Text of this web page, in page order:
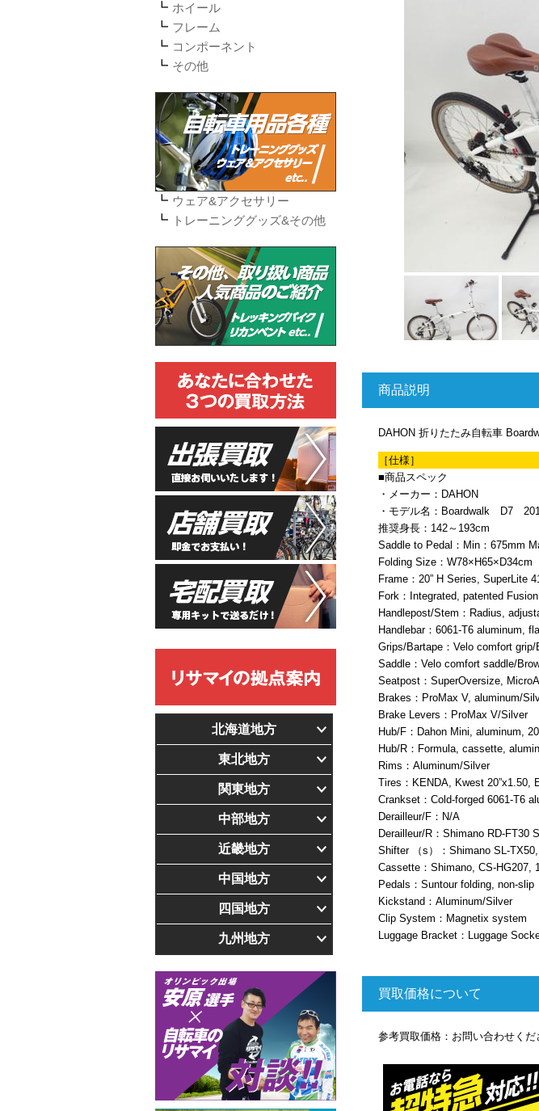
商品説明
DAHON 折りたたみ自転車
［仕様］
■商品スペック
・メーカー：DAHON
・モデル名：Boardwalk D7
推奨身長：142～193cm
Saddle to Pedal：Min：675mm
Folding Size：W78×H65×D34cm
Frame：20” H Series, SuperLite
Fork：Integrated, patented
Handlepost/Stem：Radius,
Handlebar：6061-T6 aluminum,
Grips/Bartape：Velo comfort grip/
Saddle：Velo comfort saddle/
Seatpost：SuperOversize,
Brakes：ProMax V, aluminum/
Brake Levers：ProMax V/Silver
Hub/F：Dahon Mini, aluminum,
Hub/R：Formula, cassette,
Rims：Aluminum/Silver
Tires：KENDA, Kwest 20”x1.50,
Crankset：Cold-forged 6061-T6
Derailleur/F：N/A
Derailleur/R：Shimano RD-FT30
Shifter （s）：Shimano SL-
Cassette：Shimano, CS-HG207,
Pedals：Suntour folding, non-slip
Kickstand：Aluminum/Silver
Clip System：Magnetix system
Luggage Bracket：Luggage
買取価格について
参考買取価格：お問い合わせくだ
ホイール
フレーム
コンポーネント
その他
ウェア&アクセサリー
トレーニンググッズ&その他
北海道地方
東北地方
関東地方
中部地方
近畿地方
中国地方
四国地方
九州地方